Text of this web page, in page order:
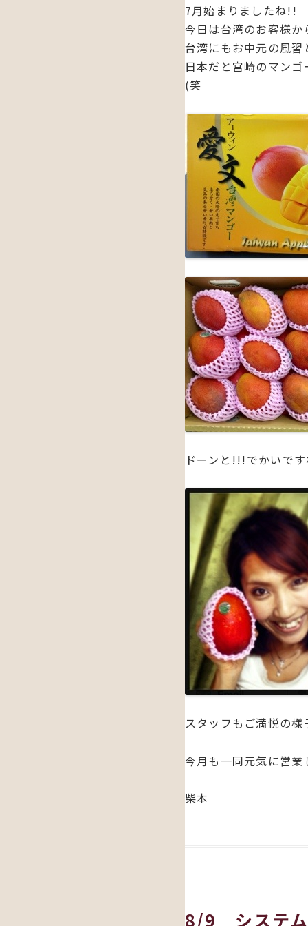
7月始まりましたね!!
今日は台湾のお客様
台湾にもお中元の風
日本だと宮崎のマン
(笑
ドーンと!!!でかいで
スタッフもご満悦の
今月も一同元気に営
柴本
8/9 システム